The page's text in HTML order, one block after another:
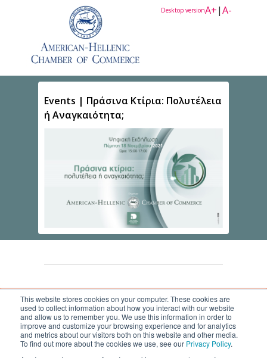
This website stores cookies on your computer. These cookies are
used to collect information about how you interact with our website
and allow us to remember you. We use this information in order to
improve and customize your browsing experience and for analytics
and metrics about our visitors both on this website and other media.
To find out more about the cookies we use, see our Privacy Policy.
A+|A-
Desktop version
Events | Πράσινα Κτίρια: Πολυτέλεια
ή Αναγκαιότητα;
Inventics A.E. | All rights reserved